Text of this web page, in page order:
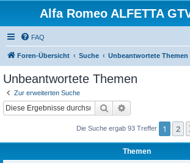
Alfa Romeo ALFETTA
FAQ
Foren-Übersicht Suche Unbeantwortete Themen
Unbeantwortete Themen
Zur erweiterten Suche
Suche
Die Suche ergab 93 Treffer 1 2
Themen